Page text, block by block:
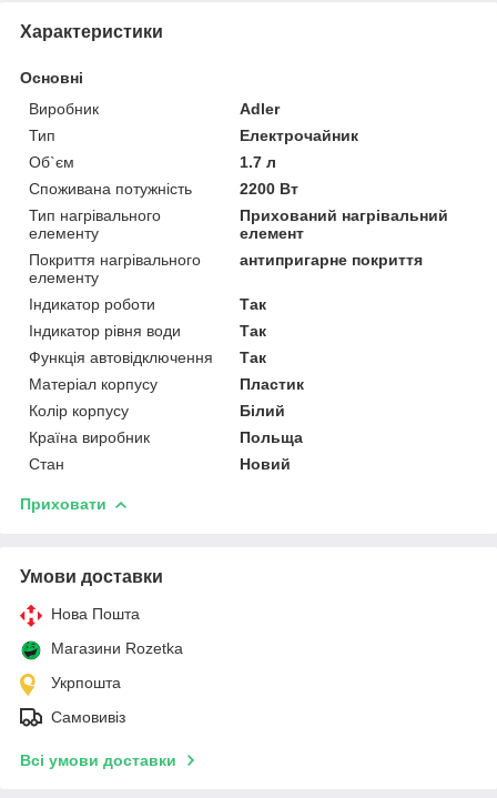
Характеристики
Основні
Виробник
Adler
Тип
Електрочайник
Об`єм
1.7 л
Споживана потужність
2200 Вт
Тип нагрівального
елементу
Прихований нагрівальний
елемент
Покриття нагрівального
елементу
антипригарне покриття
Індикатор роботи
Так
Індикатор рівня води
Так
Функція автовідключення
Так
Матеріал корпусу
Пластик
Колір корпусу
Білий
Країна виробник
Польща
Стан
Новий
Приховати
Умови доставки
Нова Пошта
Магазини Rozetka
Укрпошта
Самовивіз
Всі умови доставки